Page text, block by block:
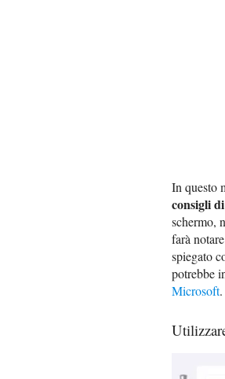
In questo
consigli
schermo,
farà
spiegato
potrebbe
Microsoft.